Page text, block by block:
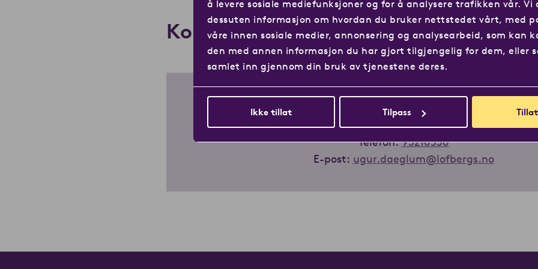
å levere sosiale mediefunksjoner og for å analysere trafikken vår. Vi
dessuten informasjon om hvordan du bruker nettstedet vårt, med
våre innen sosiale medier, annonsering og analysearbeid, som kan
den med annen informasjon du har gjort tilgjengelig for dem, eller
samlet inn gjennom din bruk av tjenestene deres.
Ikke tillat Tilpass
Kontakt oss så forteller vi deg mer!
Ugur Dæglum
Senior Key Account Manager
Telefon:95210530
E-post: ugur.daeglum@lofbergs.no